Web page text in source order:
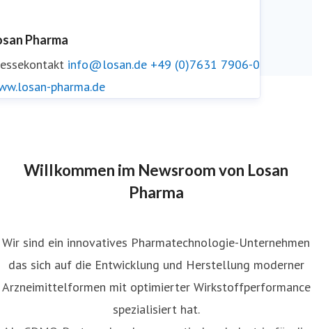
Pharma
info@losan.de +49 (0)7631 7906-0
pharma.de
Willkommen im Newsroom von Losan
Pharma
Wir sind ein innovatives Pharmatechnologie-Unternehmen
das sich auf die Entwicklung und Herstellung moderner
Arzneimittelformen mit optimierter Wirkstoffperformance
spezialisiert hat.